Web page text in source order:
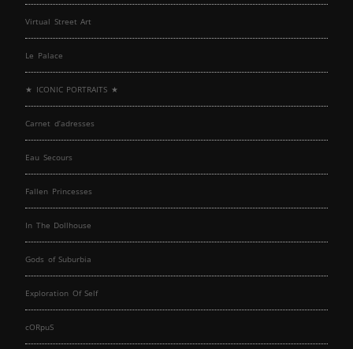
Virtual Street Art
Le Palace
★ ICONIC PORTRAITS ★
Carnet d’adresses
Eau Secours
Fallen Princesses
In The Dollhouse
Gods of Suburbia
Exploration Of Self
cORpuS